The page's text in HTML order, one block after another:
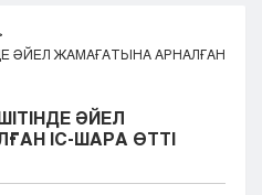
ӘЙЕЛ ЖАМАҒАТЫНА АРНАЛҒАН
ӘЙЕЛ
ІС-ШАРА ӨТТІ